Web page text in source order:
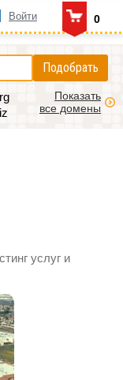
0
Войти
Подобрать
Показать
все домены
услуг и